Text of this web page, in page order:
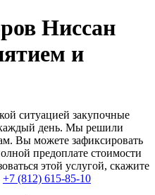
Ниссан
и
ситуацией закупочные
день. Мы решили
Вы можете зафиксировать
предоплате стоимости
этой услугой, скажите
+7 (812) 615-85-10